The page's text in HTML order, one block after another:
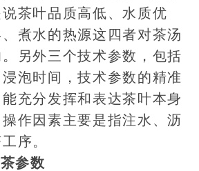
茶叶品质高低、水质优
煮水的热源这四者对茶汤
另外三个技术参数，包括
泡时间，技术参数的精准
充分发挥和表达茶叶本身
作因素主要是指注水、沥
序。
参数